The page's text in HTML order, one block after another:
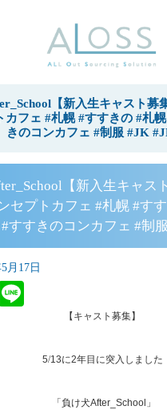
【新入生キャスト募
カフェ #札幌 #すすきの #札
きのコンカフェ #制服 #JK
【新入生キャス
セプトカフェ #札幌 #す
すすきのコンカフェ #制
月17日
Twitter
【 キャスト募集】
5/13に2年目に突入しました
「 負け犬After_School 」